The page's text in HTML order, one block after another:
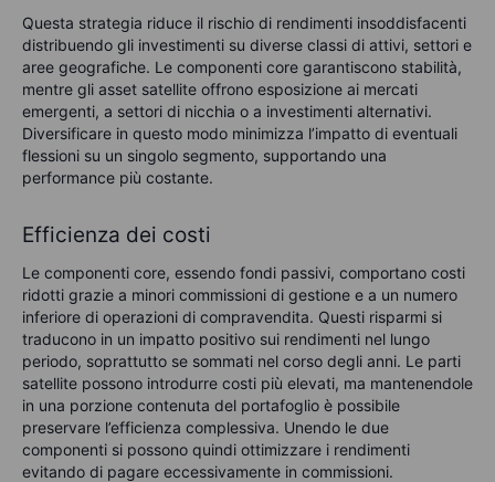
Questa strategia riduce il rischio di rendimenti insoddisfacenti
distribuendo gli investimenti su diverse classi di attivi, settori e
aree geografiche. Le componenti core garantiscono stabilità,
mentre gli asset satellite offrono esposizione ai mercati
emergenti, a settori di nicchia o a investimenti alternativi.
Diversificare in questo modo minimizza l’impatto di eventuali
flessioni su un singolo segmento, supportando una
performance più costante.
Efficienza dei costi
Le componenti core, essendo fondi passivi, comportano costi
ridotti grazie a minori commissioni di gestione e a un numero
inferiore di operazioni di compravendita. Questi risparmi si
traducono in un impatto positivo sui rendimenti nel lungo
periodo, soprattutto se sommati nel corso degli anni. Le parti
satellite possono introdurre costi più elevati, ma mantenendole
in una porzione contenuta del portafoglio è possibile
preservare l’efficienza complessiva. Unendo le due
componenti si possono quindi ottimizzare i rendimenti
evitando di pagare eccessivamente in commissioni.